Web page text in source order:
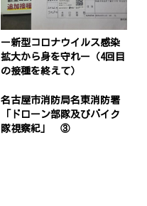
ー新型コロナウイルス感染
拡大から身を守れー（4回目
の接種を終えて）
名古屋市消防局名東消防署
「ドローン部隊及びバイク
隊視察紀」 ③